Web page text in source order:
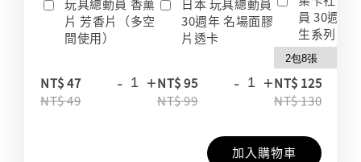
玩具總動員 香薰
片 芳香片（多空
間使用）
NT$ 47
NT$ 49
- +
日本 玩具總動員
30週年 名場面膠
片透卡
NT$ 95
NT$ 99
- +
員 30週年
生系列 收
NT$ 125
NT$ 130
加入購物車